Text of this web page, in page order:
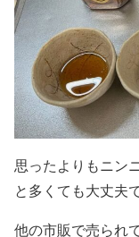
思ったよりもニン
と多くても大丈夫
他の市販で売られ